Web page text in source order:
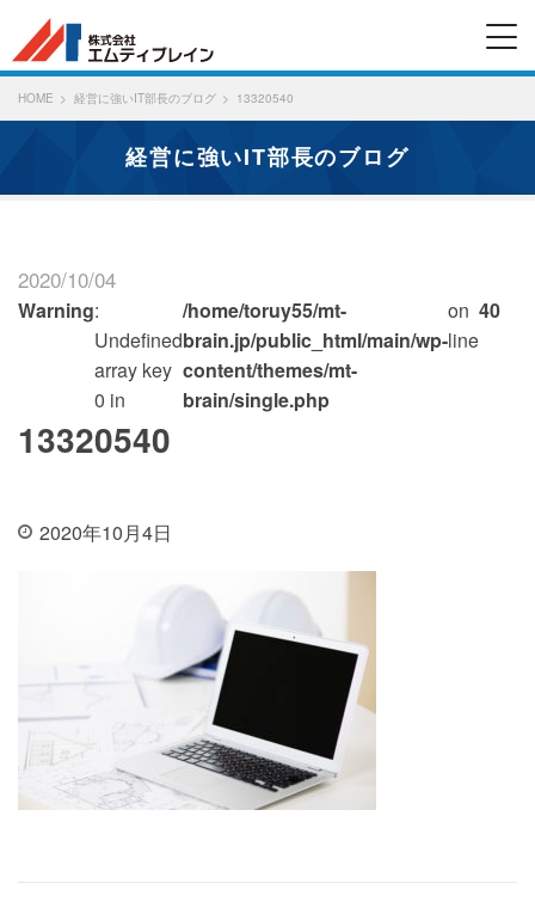
HOME 経営に強いIT部長のブログ 13320540
経営に強いIT部長のブログ
2020/10/04
Warning:
Undefined
array key
0 in
/home/toruy55/mt-
brain.jp/public_html/main/wp-
content/themes/mt-
brain/single.php
on
line
40
13320540
2020年10月4日